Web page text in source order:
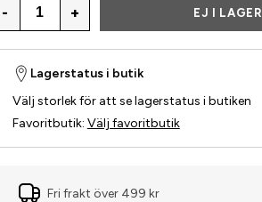
- + EJ I LAGER
Lagerstatus i butik
Välj storlek för att se lagerstatus i butiken
Favoritbutik: Välj favoritbutik
Fri frakt över 499 kr